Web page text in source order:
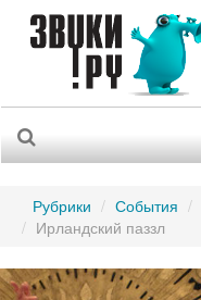
Рубрики События
Ирландский паззл